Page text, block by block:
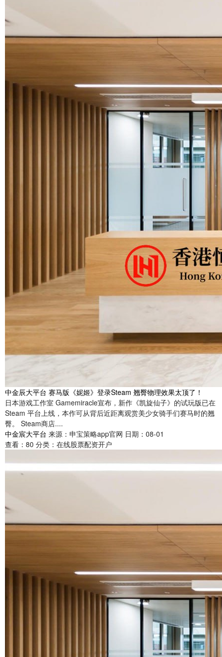
中金辰大平台 赛马版《妮姬》登录Steam 翘臀物理效果太顶了！
日本游戏工作室 Gamemiracle宣布，新作《凯旋仙子》的试玩版已在
Steam 平台上线，本作可从背后近距离观赏美少女骑手们赛马时的翘
臀。 Steam商店....
中金宸大平台 来源：申宝策略app官网 日期：08-01
查看： 80 分类： 在线股票配资开户